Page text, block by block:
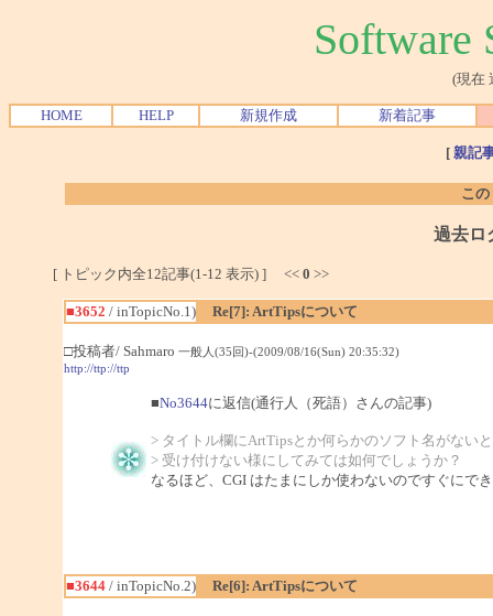
Software
(現在
HOME HELP 新規作成 新着記事
[ 親記
こ
過去ロ
[ トピック内全12記事(1-12 表示) ] << 0 >>
■3652 / inTopicNo.1) Re[7]: ArtTipsについて
□投稿者/ Sahmaro 一般人(35回)-(2009/08/16(Sun) 20:35:32)
http://ttp://ttp
■No3644に返信(通行人（死語）さんの記事)
> タイトル欄にArtTipsとか何らかのソフト名がない
> 受け付けない様にしてみては如何でしょうか？
なるほど、CGI はたまにしか使わないのですぐにで
■3644/ inTopicNo.2) Re[6]: ArtTipsについて